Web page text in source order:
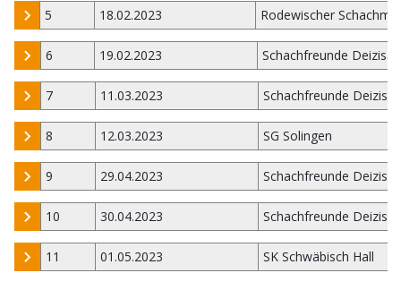
5 18.02.2023 Rodewischer
6 19.02.2023 Schachfreunde Deizisau
7 11.03.2023 Schachfreunde
8 12.03.2023 SG Solingen
9 29.04.2023 Schachfreunde
10 30.04.2023 Schachfreunde
11 01.05.2023 SK Schwäbisch Hall